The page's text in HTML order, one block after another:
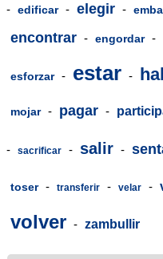
- edificar - elegir -
encontrar - engordar -
esforzar - estar -
mojar - pagar -
- sacrificar - salir -
toser - transferir - velar -
volver - zambullir